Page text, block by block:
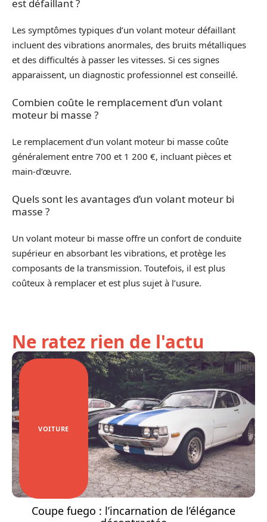
est défaillant ?
Les symptômes typiques d’un volant moteur défaillant
incluent des vibrations anormales, des bruits métalliques
et des difficultés à passer les vitesses. Si ces signes
apparaissent, un diagnostic professionnel est conseillé.
Combien coûte le remplacement d’un volant
moteur bi masse ?
Le remplacement d’un volant moteur bi masse coûte
généralement entre 700 et 1 200 €, incluant pièces et
main-d’œuvre.
Quels sont les avantages d’un volant moteur bi
masse ?
Un volant moteur bi masse offre un confort de conduite
supérieur en absorbant les vibrations, et protège les
composants de la transmission. Toutefois, il est plus
coûteux à remplacer et est plus sujet à l’usure.
Ne ratez rien de l'actu
VOITURE
Coupe fuego : l’incarnation de l’élégance